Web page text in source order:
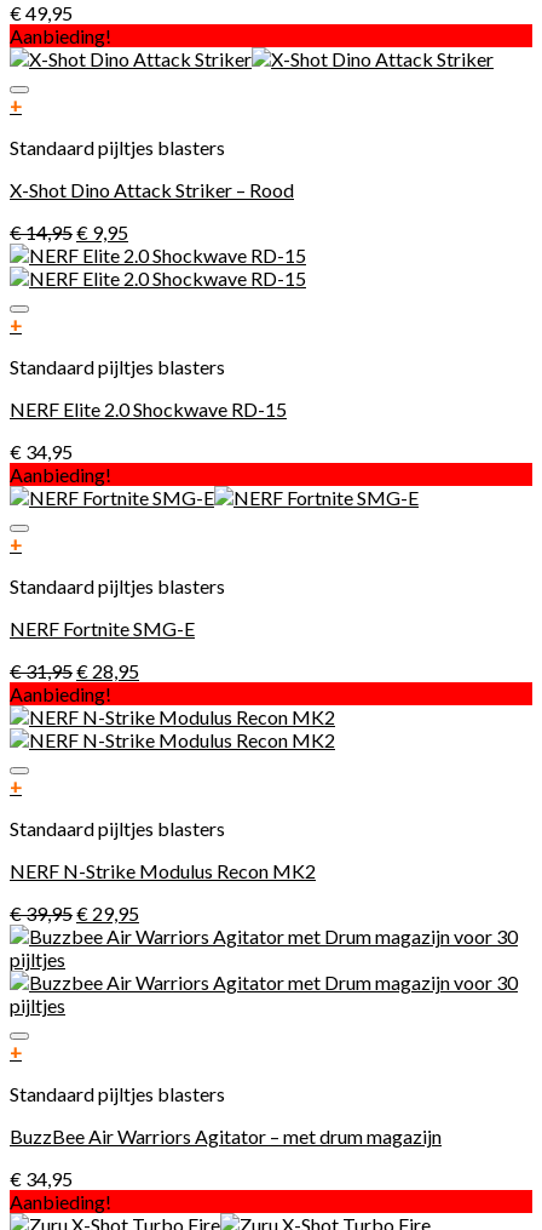
€49,95
Aanbieding!
+
Standaard pijltjes blasters
X-Shot Dino Attack Striker – Rood
€14,95€ 9,95
+
Standaard pijltjes blasters
NERF Elite 2.0 Shockwave RD-15
€ 34,95
Aanbieding!
+
Standaard pijltjes blasters
NERF Fortnite SMG-E
€31,95€ 28,95
Aanbieding!
+
Standaard pijltjes blasters
NERF N-Strike Modulus Recon MK2
€39,95€ 29,95
+
Standaard pijltjes blasters
BuzzBee Air Warriors Agitator – met drum magazijn
€ 34,95
Aanbieding!